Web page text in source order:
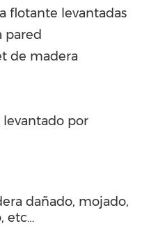
flotante levantadas
pared
de madera
por
dañado, mojado,
etc…